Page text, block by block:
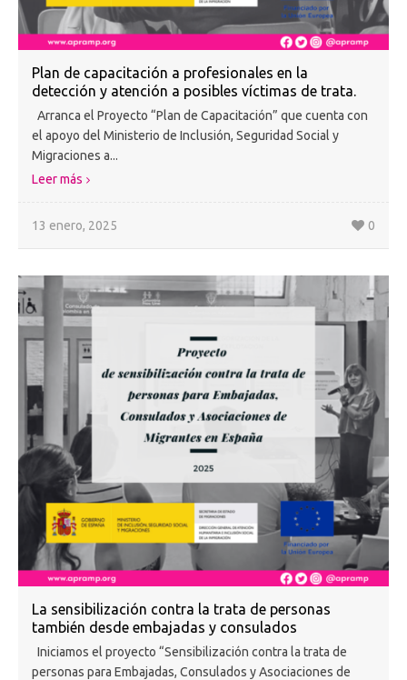
Plan de capacitación a profesionales en la
detección y atención a posibles víctimas de trata.
Arranca el Proyecto “Plan de Capacitación” que cuenta con
el apoyo del Ministerio de Inclusión, Seguridad Social y
Migraciones a...
Leer más
13 enero, 2025 0
La sensibilización contra la trata de personas
también desde embajadas y consulados
Iniciamos el proyecto “Sensibilización contra la trata de
personas para Embajadas, Consulados y Asociaciones de